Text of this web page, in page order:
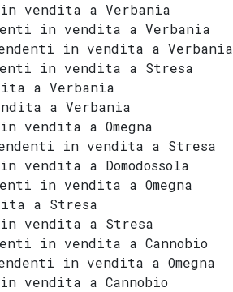
vendita a Verbania
in vendita a Verbania
in vendita a Verbania
in vendita a Stresa
a Verbania
a Verbania
vendita a Omegna
in vendita a Stresa
vendita a Domodossola
in vendita a Omegna
a Stresa
in vendita a Stresa
in vendita a Cannobio
in vendita a Omegna
vendita a Cannobio